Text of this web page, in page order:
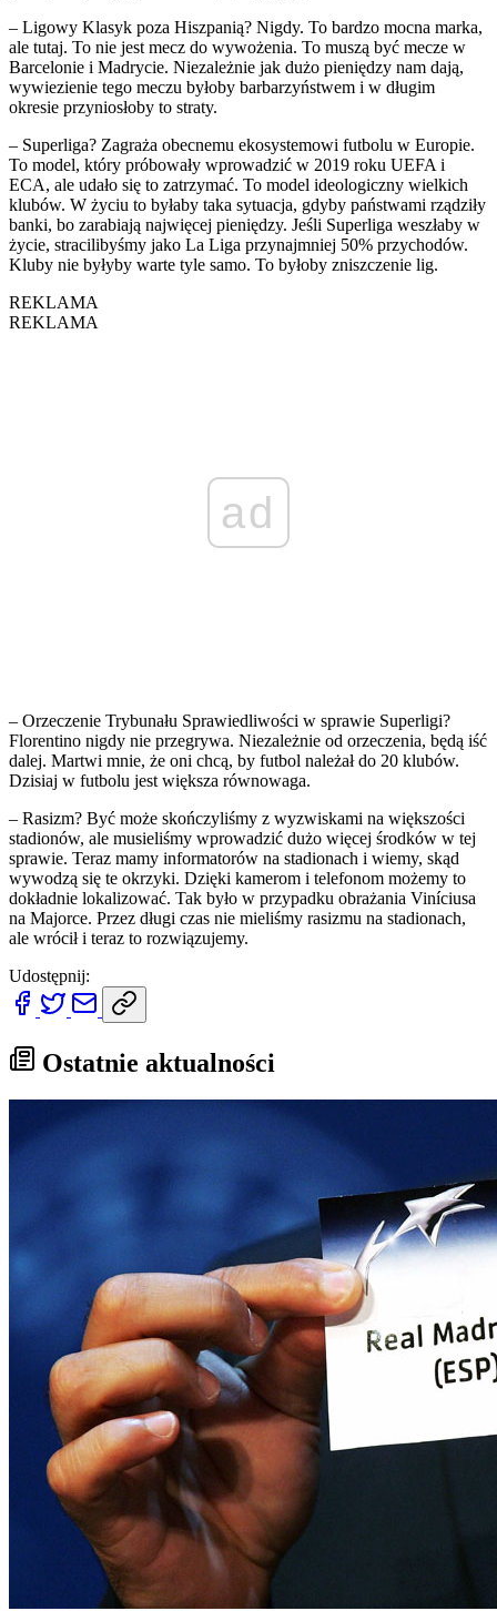
– Ligowy Klasyk poza Hiszpanią? Nigdy. To bardzo mocna marka,
ale tutaj. To nie jest mecz do wywożenia. To muszą być mecze w
Barcelonie i Madrycie. Niezależnie jak dużo pieniędzy nam dają,
wywiezienie tego meczu byłoby barbarzyństwem i w długim
okresie przyniosłoby to straty.
– Superliga? Zagraża obecnemu ekosystemowi futbolu w Europie.
To model, który próbowały wprowadzić w 2019 roku UEFA i
ECA, ale udało się to zatrzymać. To model ideologiczny wielkich
klubów. W życiu to byłaby taka sytuacja, gdyby państwami rządziły
banki, bo zarabiają najwięcej pieniędzy. Jeśli Superliga weszłaby w
życie, stracilibyśmy jako La Liga przynajmniej 50% przychodów.
Kluby nie byłyby warte tyle samo. To byłoby zniszczenie lig.
REKLAMA
REKLAMA
ad
– Orzeczenie Trybunału Sprawiedliwości w sprawie Superligi?
Florentino nigdy nie przegrywa. Niezależnie od orzeczenia, będą iść
dalej. Martwi mnie, że oni chcą, by futbol należał do 20 klubów.
Dzisiaj w futbolu jest większa równowaga.
– Rasizm? Być może skończyliśmy z wyzwiskami na większości
stadionów, ale musieliśmy wprowadzić dużo więcej środków w tej
sprawie. Teraz mamy informatorów na stadionach i wiemy, skąd
wywodzą się te okrzyki. Dzięki kamerom i telefonom możemy to
dokładnie lokalizować. Tak było w przypadku obrażania Viníciusa
na Majorce. Przez długi czas nie mieliśmy rasizmu na stadionach,
ale wrócił i teraz to rozwiązujemy.
Udostępnij:
Ostatnie aktualności